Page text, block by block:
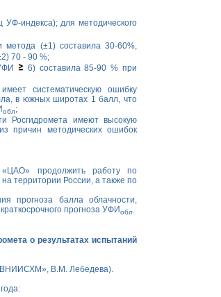
индекса); для методического
(±1) составила 30-60%,
70 - 90 %;
6) составила 85-90 % при
систематическую ошибку
в южных широтах 1 балл, что
обл;
Росгидромета имеют высокую
причин методических ошибок
продолжить работу по
территории России, а также по
прогноза балла облачности,
прогноза УФИобл
о результатах испытаний
В.М. Лебедева).